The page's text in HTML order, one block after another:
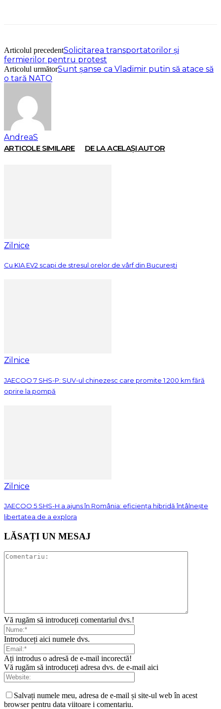
Articolul precedentSolicitarea transportatorilor și
fermierilor pentru protest
Articolul următorSunt șanse ca Vladimir putin să atace să
o tară NATO
AndreaS
ARTICOLE SIMILARE
DE LA ACELAȘI AUTOR
Zilnice
Cu KIA EV2 scapi de stresul orelor de vârf din București
Zilnice
JAECOO 7 SHS-P: SUV-ul chinezesc care promite 1.200 km fără
oprire la pompă
Zilnice
JAECOO 5 SHS-H a ajuns în România: eficiența hibridă întâlnește
libertatea de a explora
LĂSAȚI UN MESAJ
Vă rugăm să introduceți comentariul dvs.!
Introduceți aici numele dvs.
Ați introdus o adresă de e-mail incorectă!
Vă rugăm să introduceți adresa dvs. de e-mail aici
Salvați numele meu, adresa de e-mail și site-ul web în acest
browser pentru data viitoare i comentariu.